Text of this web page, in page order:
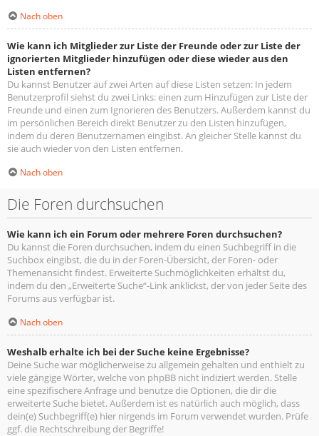
Nach oben
Wie kann ich Mitglieder zur Liste der Freunde oder zur Liste der
ignorierten Mitglieder hinzufügen oder diese wieder aus den
Listen entfernen?
Du kannst Benutzer auf zwei Arten auf diese Listen setzen: In jedem
Benutzerprofil siehst du zwei Links: einen zum Hinzufügen zur Liste der
Freunde und einen zum Ignorieren des Benutzers. Außerdem kannst du
im persönlichen Bereich direkt Benutzer zu den Listen hinzufügen,
indem du deren Benutzernamen eingibst. An gleicher Stelle kannst du
sie auch wieder von den Listen entfernen.
Nach oben
Die Foren durchsuchen
Wie kann ich ein Forum oder mehrere Foren durchsuchen?
Du kannst die Foren durchsuchen, indem du einen Suchbegriff in die
Suchbox eingibst, die du in der Foren-Übersicht, der Foren- oder
Themenansicht findest. Erweiterte Suchmöglichkeiten erhältst du,
indem du den „Erweiterte Suche“-Link anklickst, der von jeder Seite des
Forums aus verfügbar ist.
Nach oben
Weshalb erhalte ich bei der Suche keine Ergebnisse?
Deine Suche war möglicherweise zu allgemein gehalten und enthielt zu
viele gängige Wörter, welche von phpBB nicht indiziert werden. Stelle
eine spezifischere Anfrage und benutze die Optionen, die dir die
erweiterte Suche bietet. Außerdem ist es natürlich auch möglich, dass
dein(e) Suchbegriff(e) hier nirgends im Forum verwendet wurden. Prüfe
ggf. die Rechtschreibung der Begriffe!